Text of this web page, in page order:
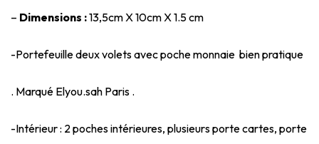
– Dimensions :13,5cm X 10cm X 1.5 cm
-Portefeuille deux volets avec poche monnaie bien pratique
. Marqué Elyou.sah Paris .
-Intérieur : 2 poches intérieures, plusieurs porte cartes, porte